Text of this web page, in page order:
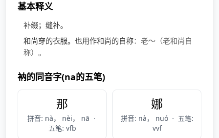
基本释义
补缀；缝补。
和尚穿的衣服。也用作和尚的自称：老～（老和尚自
称）。
衲的同音字(na的五笔)
那
拼音: nà， nèi， nā ·
五笔: vfb
娜
拼音: nà， nuó · 五笔:
vvf